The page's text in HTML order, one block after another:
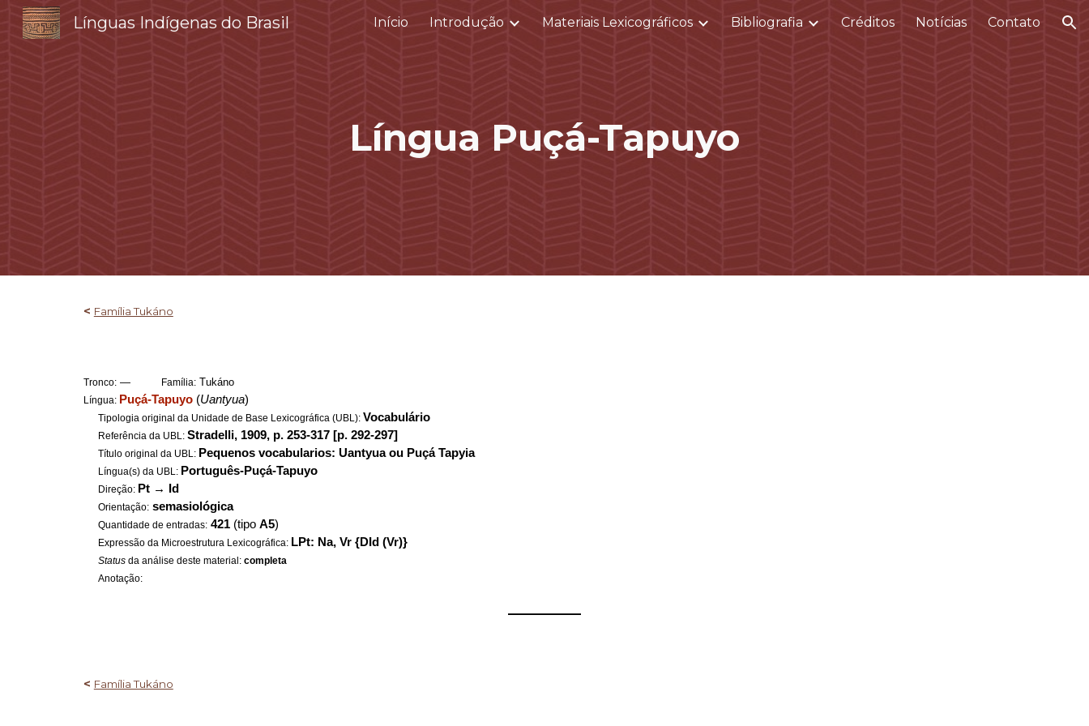
Skip to main content Skip to navigation
Línguas Indígenas do Brasil Início Introdução Materiais Lexicográficos Bibliografia Créditos Notícias Contato
Língua Puçá-Tapuyo
< Família Tukáno
Tronco:— Família:Tukáno
Língua: Puçá-Tapuyo(Uantyua)
Tipologia original da Unidade de Base Lexicográfica (UBL): Vocabulário
Referência da UBL:Stradelli, 1909, p. 253-317 [p. 292-297]
Título original da UBL: Pequenos vocabularios: Uantyua ou Puçá Tapyia
Língua(s) da UBL: Português-Puçá-Tapuyo
Direção: Pt → Id
Orientação: semasiológica
Quantidade de entradas: 421 (tipoA5)
Expressão da Microestrutura Lexicográfica: LPt: Na, Vr {DId (Vr)}
Status da análise deste material:completa
Anotação:
——————
< Família Tukáno